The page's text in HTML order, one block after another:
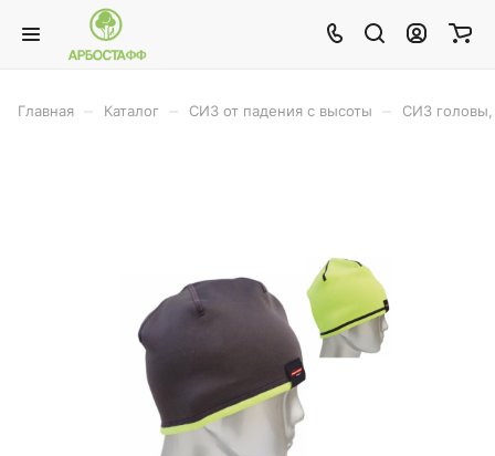
Главная Каталог СИЗ от падения с высоты СИЗ головы,